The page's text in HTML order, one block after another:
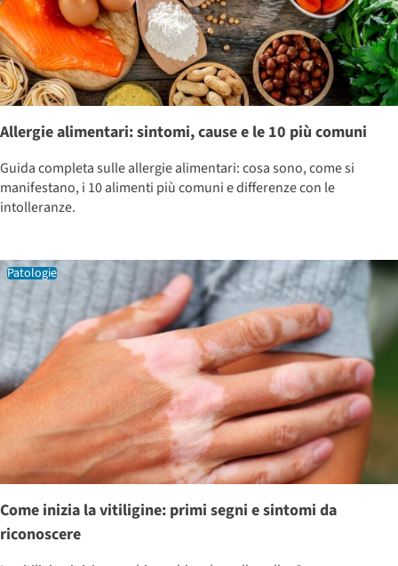
Allergie alimentari: sintomi, cause e le 10 più comuni
Guida completa sulle allergie alimentari: cosa sono, come si
manifestano, i 10 alimenti più comuni e differenze con le
intolleranze.
Come inizia la vitiligine: primi segni e sintomi da
riconoscere
Patologie